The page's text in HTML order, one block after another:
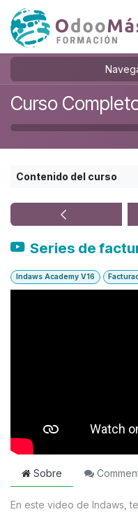
Ir al contenido
Curso
Contenido del curso
Series de
Indaws Academy V16
Sobre
En este video de Indaws,